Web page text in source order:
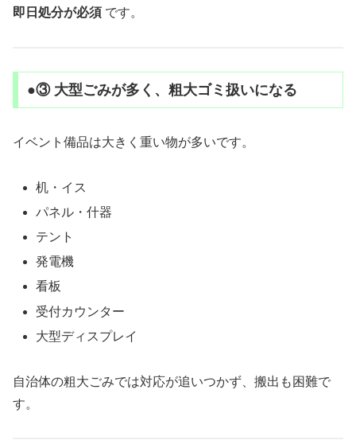
即日処分が必須 です。
●③ 大型ごみが多く、粗大ゴミ扱いになる
イベント備品は大きく重い物が多いです。
机・イス
パネル・什器
テント
発電機
看板
受付カウンター
大型ディスプレイ
自治体の粗大ごみでは対応が追いつかず、搬出も困難で
す。